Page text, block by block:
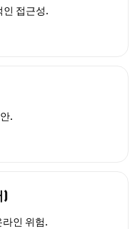
인 접근성.
.
)
인 위험.